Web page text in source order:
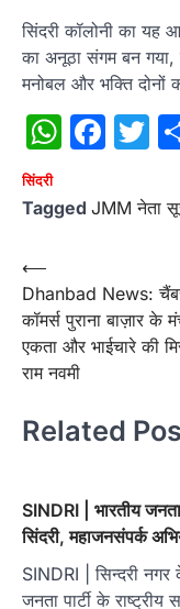
सिंदरी कॉलोनी का यह
का अनूठा संगम बन गया,
मनोबल और भक्ति दोनों
सिंदरी
Tagged JMM नेता
Post
navigation
⟵
Dhanbad News:
कॉमर्स पुराना बाज़ार के
एकता और भाईचारे की
राम नवमी
Related
SINDRI | भारतीय जनता
सिंदरी, महाजनसंपर्क
SINDRI | सिन्दरी नगर
जनता पार्टी के